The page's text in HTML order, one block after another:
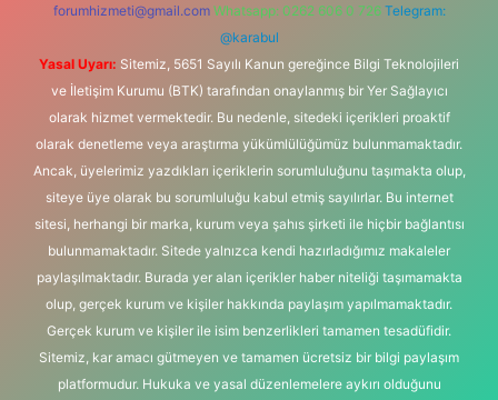
forumhizmeti@gmail.com Whatsapp: 0262 606 0 726 Telegram:
@karabul
Yasal Uyarı: Sitemiz, 5651 Sayılı Kanun gereğince Bilgi Teknolojileri
ve İletişim Kurumu (BTK) tarafından onaylanmış bir Yer Sağlayıcı
olarak hizmet vermektedir. Bu nedenle, sitedeki içerikleri proaktif
olarak denetleme veya araştırma yükümlülüğümüz bulunmamaktadır.
Ancak, üyelerimiz yazdıkları içeriklerin sorumluluğunu taşımakta olup,
siteye üye olarak bu sorumluluğu kabul etmiş sayılırlar. Bu internet
sitesi, herhangi bir marka, kurum veya şahıs şirketi ile hiçbir bağlantısı
bulunmamaktadır. Sitede yalnızca kendi hazırladığımız makaleler
paylaşılmaktadır. Burada yer alan içerikler haber niteliği taşımamakta
olup, gerçek kurum ve kişiler hakkında paylaşım yapılmamaktadır.
Gerçek kurum ve kişiler ile isim benzerlikleri tamamen tesadüfidir.
Sitemiz, kar amacı gütmeyen ve tamamen ücretsiz bir bilgi paylaşım
platformudur. Hukuka ve yasal düzenlemelere aykırı olduğunu